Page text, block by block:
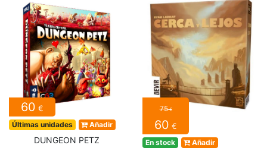
60 €
Últimas unidades Añadir
DUNGEON PETZ
75€
60 €
En stock Añadir